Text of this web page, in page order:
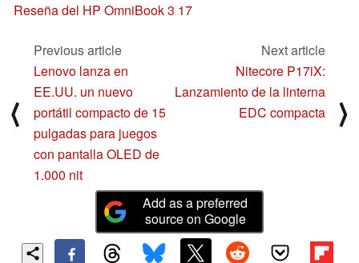
Reseña del HP OmniBook 3 17
⟨
Previous article
Lenovo lanza en
EE.UU. un nuevo
portátil compacto de 15
pulgadas para juegos
con pantalla OLED de
1.000 nit
Next article
Nitecore P17iX:
Lanzamiento de la linterna
EDC compacta
⟩
Add as a preferred
source on Google